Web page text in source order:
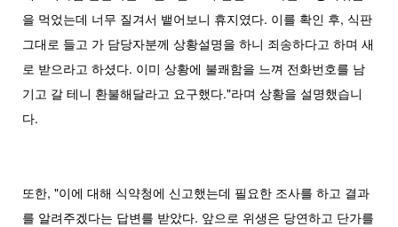
을 먹었는데 너무 질겨서 뱉어보니 휴지였다. 이를 확인 후, 식판
그대로 들고 가 담당자분께 상황설명을 하니 죄송하다고 하며 새
로 받으라고 하셨다. 이미 상황에 불쾌함을 느껴 전화번호를 남
기고 갈 테니 환불해달라고 요구했다."라며 상황을 설명했습니
다.
또한, "이에 대해 식약청에 신고했는데 필요한 조사를 하고 결과
를 알려주겠다는 답변를 받았다. 앞으로 위생은 당연하고 단가를